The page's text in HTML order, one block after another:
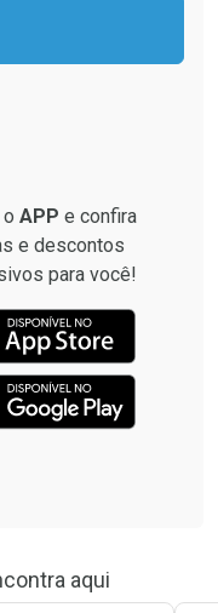
APP e confira
e descontos
para você!
aqui